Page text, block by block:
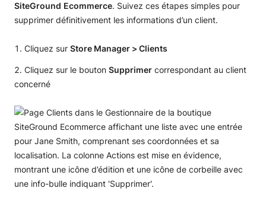
SiteGround Ecommerce. Suivez ces étapes simples pour
supprimer définitivement les informations d’un client.
Cliquez sur Store Manager > Clients
Cliquez sur le bouton Supprimer correspondant au client
concerné